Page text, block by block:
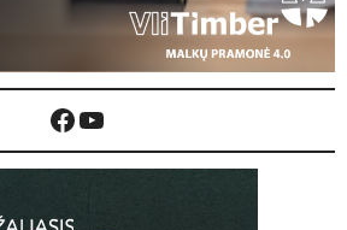
Facebook
YouTube